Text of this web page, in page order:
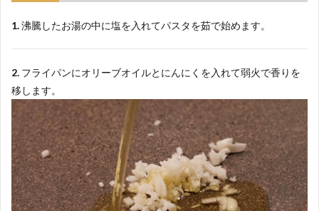
1.沸騰したお湯の中に塩を入れてパスタを茹で始めます。
2. フライパンにオリーブオイルとにんにくを入れて弱火で香りを
移します。